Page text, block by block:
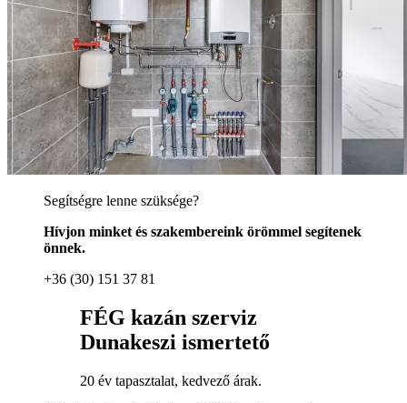
Segítségre lenne szüksége?
Hívjon minket és szakembereink örömmel segítenek
önnek.
+36 (30) 151 37 81
FÉG kazán szerviz
Dunakeszi ismertető
20 év tapasztalat, kedvező árak.